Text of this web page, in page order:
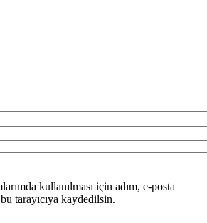
kullanılması için adım, e-posta
tarayıcıya kaydedilsin.